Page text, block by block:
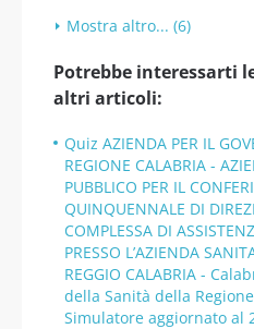
Mostra altro... (6)
Potrebbe interessarti
altri articoli:
Quiz AZIENDA PER IL
REGIONE CALABRIA -
PUBBLICO PER IL
QUINQUENNALE DI
COMPLESSA DI
PRESSO L’AZIENDA
REGGIO CALABRIA -
della Sanità della
Simulatore aggiornato al